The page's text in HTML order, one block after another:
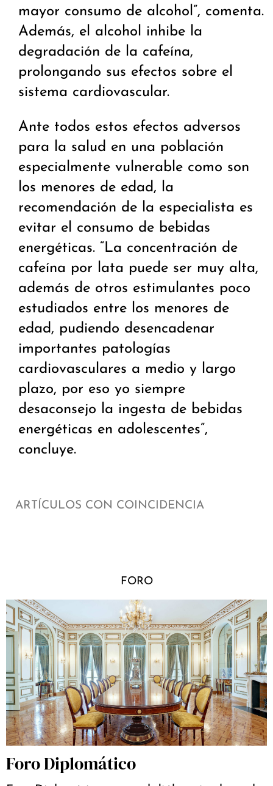
mayor consumo de alcohol”, comenta.
Además, el alcohol inhibe la
degradación de la cafeína,
prolongando sus efectos sobre el
sistema cardiovascular.
Ante todos estos efectos adversos
para la salud en una población
especialmente vulnerable como son
los menores de edad, la
recomendación de la especialista es
evitar el consumo de bebidas
energéticas. “La concentración de
cafeína por lata puede ser muy alta,
además de otros estimulantes poco
estudiados entre los menores de
edad, pudiendo desencadenar
importantes patologías
cardiovasculares a medio y largo
plazo, por eso yo siempre
desaconsejo la ingesta de bebidas
energéticas en adolescentes”,
concluye.
ARTÍCULOS CON COINCIDENCIA
FORO
Foro Diplomático